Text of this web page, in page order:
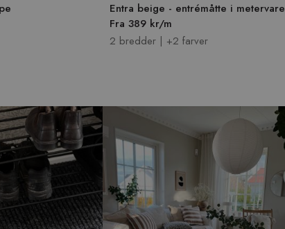
Entra beige - entrémåtte i metervare
Fra 389 kr/m
2 bredder | +2 farver